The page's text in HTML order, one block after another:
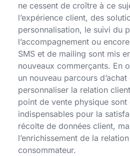
ne cessent de croître à ce
l’expérience client, des
personnalisation, le suivi du
l’accompagnement ou
SMS et de mailing sont mis
nouveaux commerçants. En
un nouveau parcours
personnaliser la relation
point de vente physique sont
indispensables pour la
récolte de données client,
l’enrichissement de la
consommateur.